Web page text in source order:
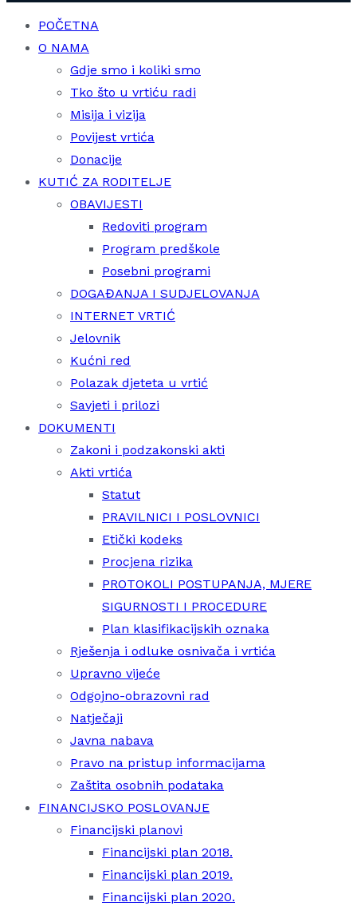
POČETNA
O NAMA
Gdje smo i koliki smo
Tko što u vrtiću radi
Misija i vizija
Povijest vrtića
Donacije
KUTIĆ ZA RODITELJE
OBAVIJESTI
Redoviti program
Program predškole
Posebni programi
DOGAĐANJA I SUDJELOVANJA
INTERNET VRTIĆ
Jelovnik
Kućni red
Polazak djeteta u vrtić
Savjeti i prilozi
DOKUMENTI
Zakoni i podzakonski akti
Akti vrtića
Statut
PRAVILNICI I POSLOVNICI
Etički kodeks
Procjena rizika
PROTOKOLI POSTUPANJA, MJERE
SIGURNOSTI I PROCEDURE
Plan klasifikacijskih oznaka
Rješenja i odluke osnivača i vrtića
Upravno vijeće
Odgojno-obrazovni rad
Natječaji
Javna nabava
Pravo na pristup informacijama
Zaštita osobnih podataka
FINANCIJSKO POSLOVANJE
Financijski planovi
Financijski plan 2018.
Financijski plan 2019.
Financijski plan 2020.